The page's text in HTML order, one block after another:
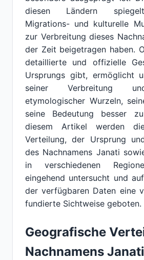
diesen Ländern
Migrations- und kulturelle
zur Verbreitung dieses
der Zeit beigetragen haben.
detaillierte und offizielle
Ursprungs gibt, ermöglicht
seiner Verbreitung
etymologischer Wurzeln,
seine Bedeutung besser
diesem Artikel werden
Verteilung, der Ursprung
des Nachnamens Janati
in verschiedenen
eingehend untersucht und
der verfügbaren Daten eine
fundierte Sichtweise geboten.
Geografische
Nachnamens Janati